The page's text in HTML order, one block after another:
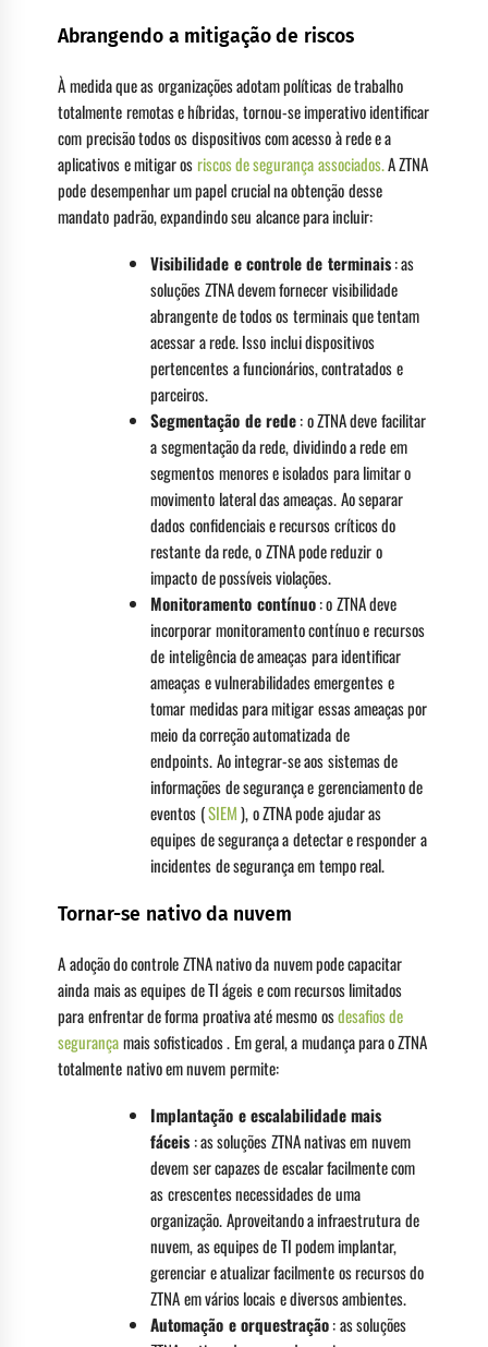
Abrangendo a mitigação de riscos
À medida que as organizações adotam políticas de trabalho
totalmente remotas e híbridas, tornou-se imperativo identificar
com precisão todos os dispositivos com acesso à rede e a
aplicativos e mitigar osriscos de segurança associados.A ZTNA
pode desempenhar um papel crucial na obtenção desse
mandato padrão, expandindo seu alcance para incluir:
Visibilidade e controle de terminais: as
soluções ZTNA devem fornecer visibilidade
abrangente de todos os terminais que tentam
acessar a rede. Isso inclui dispositivos
pertencentes a funcionários, contratados e
parceiros.
Segmentação de rede: o ZTNA deve facilitar
a segmentação da rede, dividindo a rede em
segmentos menores e isolados para limitar o
movimento lateral das ameaças. Ao separar
dados confidenciais e recursos críticos do
restante da rede, o ZTNA pode reduzir o
impacto de possíveis violações.
Monitoramento contínuo: o ZTNA deve
incorporar monitoramento contínuo e recursos
de inteligência de ameaças para identificar
ameaças e vulnerabilidades emergentes e
tomar medidas para mitigar essas ameaças por
meio da correção automatizada de
endpoints. Ao integrar-se aos sistemas de
informações de segurança e gerenciamento de
eventos (SIEM), o ZTNA pode ajudar as
equipes de segurança a detectar e responder a
incidentes de segurança em tempo real.
Tornar-se nativo da nuvem
A adoção do controle ZTNA nativo da nuvem pode capacitar
ainda mais as equipes de TI ágeis e com recursos limitados
para enfrentar de forma proativa até mesmo osdesafios de
segurançamais sofisticados . Em geral, a mudança para o ZTNA
totalmente nativo em nuvem permite:
Implantação e escalabilidade mais
fáceis : as soluções ZTNA nativas em nuvem
devem ser capazes de escalar facilmente com
as crescentes necessidades de uma
organização. Aproveitando a infraestrutura de
nuvem, as equipes de TI podem implantar,
gerenciar e atualizar facilmente os recursos do
ZTNA em vários locais e diversos ambientes.
Automação e orquestração: as soluções